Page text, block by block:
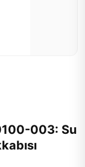
003: Su